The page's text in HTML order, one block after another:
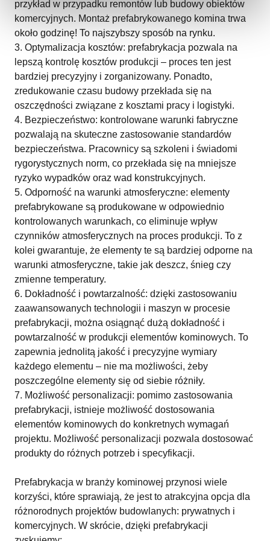
przykład w przypadku remontów lub budowy obiektów
komercyjnych. Montaż prefabrykowanego komina trwa
około godzinę! To najszybszy sposób na rynku.
Optymalizacja kosztów: prefabrykacja pozwala na
lepszą kontrolę kosztów produkcji – proces ten jest
bardziej precyzyjny i zorganizowany. Ponadto,
zredukowanie czasu budowy przekłada się na
oszczędności związane z kosztami pracy i logistyki.
Bezpieczeństwo: kontrolowane warunki fabryczne
pozwalają na skuteczne zastosowanie standardów
bezpieczeństwa. Pracownicy są szkoleni i świadomi
rygorystycznych norm, co przekłada się na mniejsze
ryzyko wypadków oraz wad konstrukcyjnych.
Odporność na warunki atmosferyczne: elementy
prefabrykowane są produkowane w odpowiednio
kontrolowanych warunkach, co eliminuje wpływ
czynników atmosferycznych na proces produkcji. To z
kolei gwarantuje, że elementy te są bardziej odporne na
warunki atmosferyczne, takie jak deszcz, śnieg czy
zmienne temperatury.
Dokładność i powtarzalność: dzięki zastosowaniu
zaawansowanych technologii i maszyn w procesie
prefabrykacji, można osiągnąć dużą dokładność i
powtarzalność w produkcji elementów kominowych. To
zapewnia jednolitą jakość i precyzyjne wymiary
każdego elementu – nie ma możliwości, żeby
poszczególne elementy się od siebie różniły.
Możliwość personalizacji: pomimo zastosowania
prefabrykacji, istnieje możliwość dostosowania
elementów kominowych do konkretnych wymagań
projektu. Możliwość personalizacji pozwala dostosować
produkty do różnych potrzeb i specyfikacji.
Prefabrykacja w branży kominowej przynosi wiele
korzyści, które sprawiają, że jest to atrakcyjna opcja dla
różnorodnych projektów budowlanych: prywatnych i
komercyjnych. W skrócie, dzięki prefabrykacji